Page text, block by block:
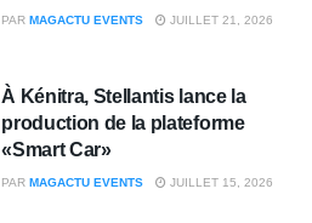
PAR MAGACTU EVENTS JUILLET 21, 2026
À Kénitra, Stellantis lance la
production de la plateforme
«Smart Car»
PAR MAGACTU EVENTS JUILLET 15, 2026